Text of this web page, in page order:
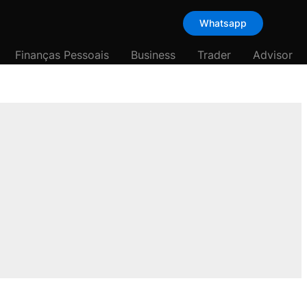
Whatsapp
Finanças Pessoais Business Trader Advisor